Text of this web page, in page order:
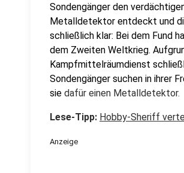
Sondengänger den
Metalldetektor entdeckt und
schließlich klar: Bei dem Fund
dem Zweiten Weltkrieg.
Kampfmittelräumdienst
Sondengänger suchen in ihrer
sie dafür einen Metalldetektor.
Lese-Tipp: Hobby-Sheriff
Anzeige